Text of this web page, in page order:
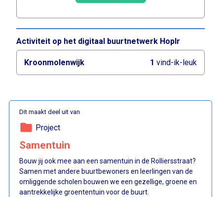
Activiteit op het digitaal buurtnetwerk Hoplr
Kroonmolenwijk 1 vind-ik-leuk
Dit maakt deel uit van
folder Project
Samentuin
Bouw jij ook mee aan een samentuin in de Rolliersstraat?
Samen met andere buurtbewoners en leerlingen van de
omliggende scholen bouwen we een gezellige, groene en
aantrekkelijke groententuin voor de buurt.